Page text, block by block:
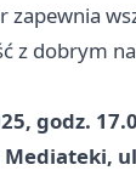
zapewnia
z dobrym
godz.